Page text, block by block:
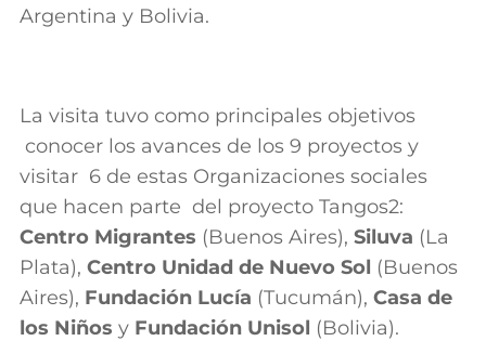
Argentina y Bolivia.
La visita tuvo como principales objetivos
conocer los avances de los 9 proyectos y
visitar 6 de estas Organizaciones sociales
que hacen parte del proyecto Tangos2:
Centro Migrantes (Buenos Aires), Siluva (La
Plata), Centro Unidad de Nuevo Sol (Buenos
Aires), Fundación Lucía (Tucumán), Casa de
los Niños y Fundación Unisol (Bolivia).